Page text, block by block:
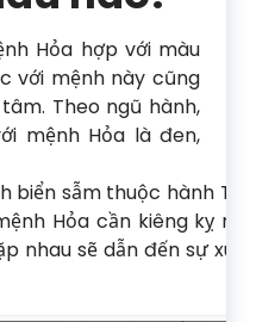
Hỏa hợp với màu
với mệnh này cũng
Theo ngũ hành,
mệnh Hỏa là đen,
biển sẫm thuộc hành
Hỏa cần kiêng kỵ
nhau sẽ dẫn đến sự